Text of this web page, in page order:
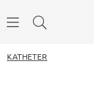
KATHETER